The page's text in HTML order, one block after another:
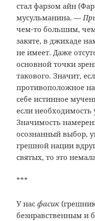
стал фарзом айн
мусульманина. —
чем-то большим,
закяте, в джихаде
не имеет. Даже
основной точки
такового. Значит,
противоположное
себе истинное
если необходимость
Значимость
осознанный выбор,
грешной нации
святых, то это
***
У насфасик
безнравственным и